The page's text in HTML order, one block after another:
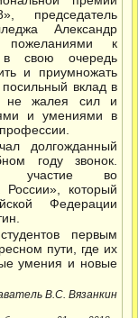
председатель
Александр
к
в свою очередь
и приумножать
вклад в
не жалея сил и
и умениями в
долгожданный
году звонок.
участие во
России», который
Федерации
первым
пути, где их
умения и новые
В.С. Вязанкин